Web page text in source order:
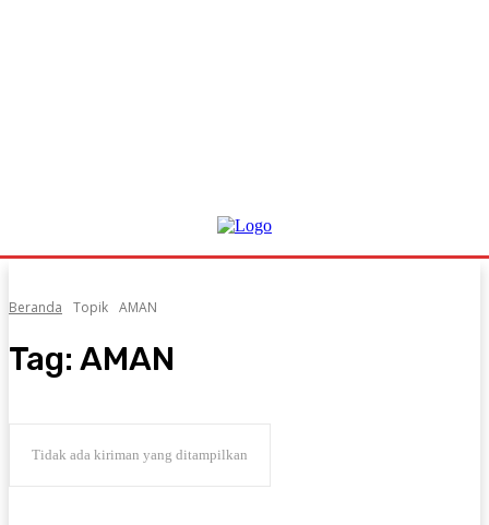
Beranda Topik AMAN
Tag: AMAN
Tidak ada kiriman yang ditampilkan